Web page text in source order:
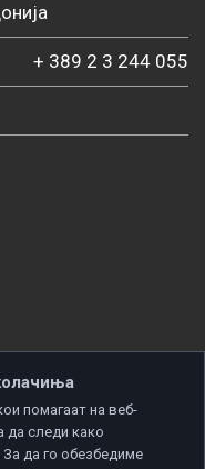
+ 389 2 3 244 055
помагаат на веб-
да следи како
да го обезбедиме